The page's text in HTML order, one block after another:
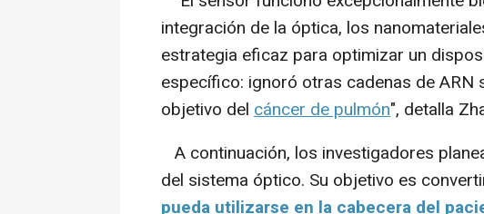
integración de la óptica, los
estrategia eficaz para optimizar un
específico: ignoró otras cadenas de ARN
objetivo del cáncer de pulmón", detalla
A continuación, los investigadores
del sistema óptico. Su objetivo es
pueda utilizarse en la cabecera del